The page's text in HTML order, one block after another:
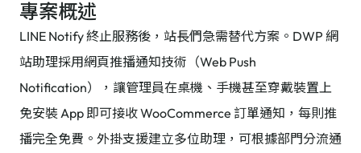
專案概述
LINE Notify 終止服務後，站長們急需替代方案。DWP 網
站助理採用網頁推播通知技術（Web Push
Notification），讓管理員在桌機、手機甚至穿戴裝置上
免安裝 App 即可接收 WooCommerce 訂單通知，每則推
播完全免費。外掛支援建立多位助理，可根據部門分流通